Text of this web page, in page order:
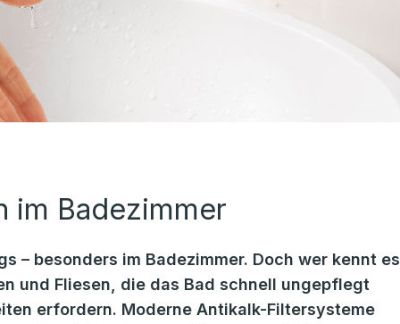
im Badezimmer
– besonders im Badezimmer. Doch wer kennt es
und Fliesen, die das Bad schnell ungepflegt
erfordern. Moderne Antikalk-Filtersysteme